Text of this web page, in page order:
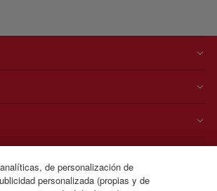
de personalización de
personalizada (propias y de